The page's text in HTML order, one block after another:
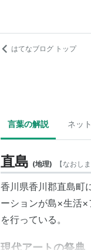
はてなブログ トップ
言葉の解説 ネッ
直島 (地理) 【なおしま
香川県香川郡直島町
ーションが島×生活×
を行っている。
現代アートの祭典